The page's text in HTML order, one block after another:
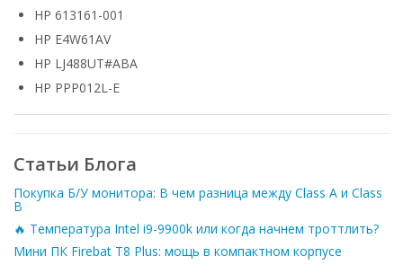
HP 613161-001
HP E4W61AV
HP LJ488UT#ABA
HP PPP012L-E
Статьи Блога
Покупка Б/У монитора: В чем разница между Class A и Class
B
🔥 Температура Intel i9-9900k или когда начнем троттлить?
Мини ПК Firebat T8 Plus: мощь в компактном корпусе